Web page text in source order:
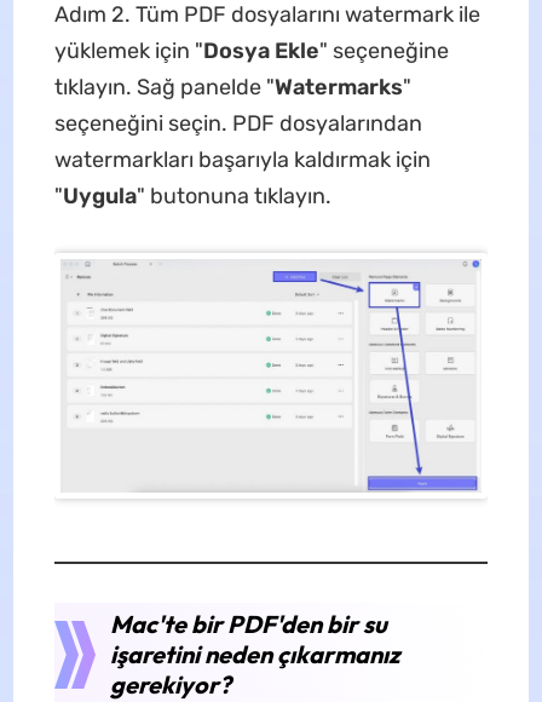
Adım 2. Tüm PDF dosyalarını watermark ile
yüklemek için "Dosya Ekle" seçeneğine
tıklayın. Sağ panelde "Watermarks"
seçeneğini seçin. PDF dosyalarından
watermarkları başarıyla kaldırmak için
"Uygula" butonuna tıklayın.
Mac'te bir PDF'den bir su
işaretini neden çıkarmanız
gerekiyor?